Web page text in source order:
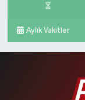
Aylık Vakitler